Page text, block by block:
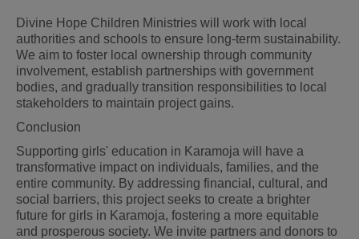
Divine Hope Children Ministries will work with local
authorities and schools to ensure long-term sustainability.
We aim to foster local ownership through community
involvement, establish partnerships with government
bodies, and gradually transition responsibilities to local
stakeholders to maintain project gains.
Conclusion
Supporting girls' education in Karamoja will have a
transformative impact on individuals, families, and the
entire community. By addressing financial, cultural, and
social barriers, this project seeks to create a brighter
future for girls in Karamoja, fostering a more equitable
and prosperous society. We invite partners and donors to